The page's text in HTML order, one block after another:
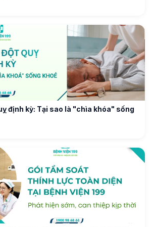
định kỳ: Tại sao là "chìa khóa" sống